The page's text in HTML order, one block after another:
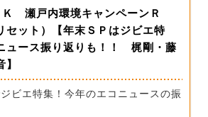
瀬戸内環境キャンペーンＲ
セット）【年末ＳＰはジビエ特
ュース振り返りも！！ 梶剛・藤
ビエ特集！今年のエコニュースの振